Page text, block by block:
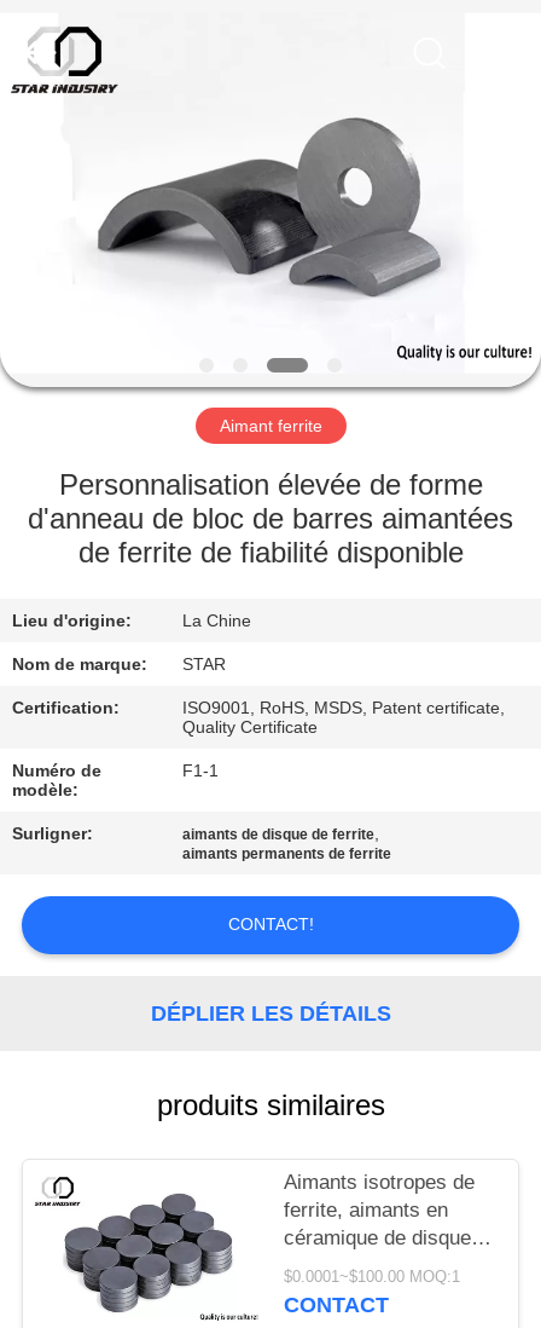
PRODUITS
DE
NOUS
VISITE
D'USINE
DE
QUALITÉ
CONTACTEZ-
NOUS
NOUVELLES
CAS
PRIVACY
POLICY
Copyright
2025
Star
Aimant ferrite
Personnalisation élevée de forme
d'anneau de bloc de barres aimantées
de ferrite de fiabilité disponible
Lieu d'origine: La Chine
Nom de marque: STAR
Certification:
ISO9001, RoHS, MSDS, Patent certificate,
Quality Certificate
Numéro de
modèle:
F1-1
Surligner: aimants de disque de ferrite,
aimants permanents de ferrite
CONTACT!
DÉPLIER LES DÉTAILS
produits similaires
Aimants isotropes de
ferrite, aimants en
céramique de disque
de ferrite pour des
haut-parleurs
$0.0001~$100.00 MOQ:1
CONTACT